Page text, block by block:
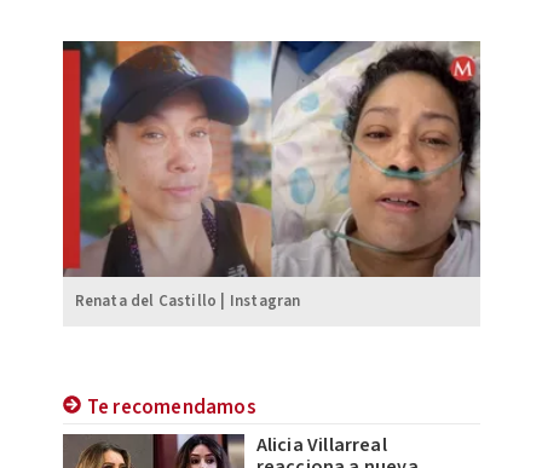
Renata del Castillo | Instagran
Te recomendamos
Alicia Villarreal